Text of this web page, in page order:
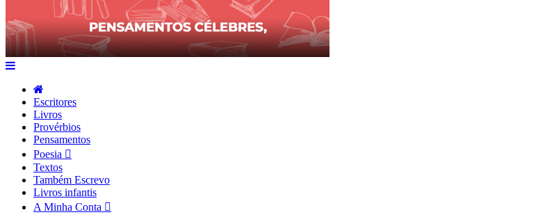
Escritores
Livros
Provérbios
Pensamentos
Poesia
Textos
Também Escrevo
Livros infantis
A Minha Conta